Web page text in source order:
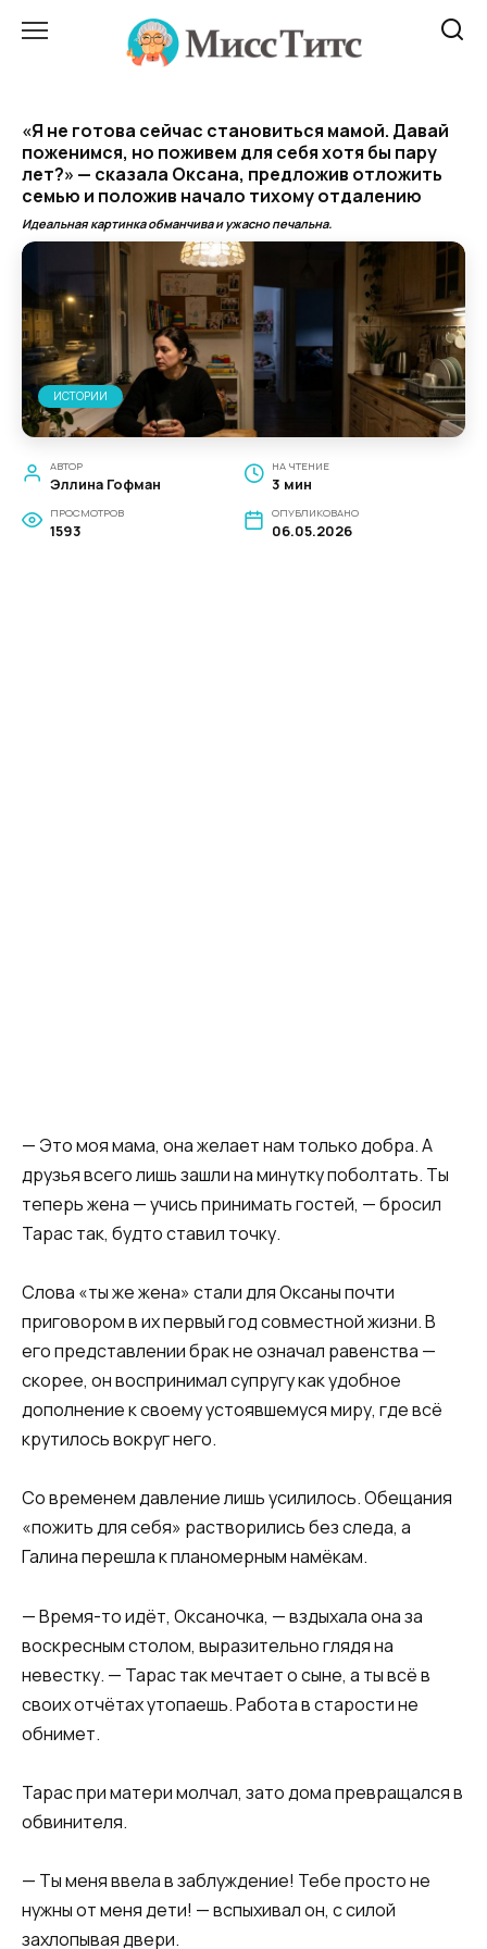
«Я не готова сейчас становиться мамой. Давай
поженимся, но поживем для себя хотя бы пару
лет?» — сказала Оксана, предложив отложить
семью и положив начало тихому отдалению
Идеальная картинка обманчива и ужасно печальна.
ИСТОРИИ
АВТОР
Эллина Гофман
НА ЧТЕНИЕ
3 мин
ПРОСМОТРОВ
1593
ОПУБЛИКОВАНО
06.05.2026
— Это моя мама, она желает нам только добра. А
друзья всего лишь зашли на минутку поболтать. Ты
теперь жена — учись принимать гостей, — бросил
Тарас так, будто ставил точку.
Слова «ты же жена» стали для Оксаны почти
приговором в их первый год совместной жизни. В
его представлении брак не означал равенства —
скорее, он воспринимал супругу как удобное
дополнение к своему устоявшемуся миру, где всё
крутилось вокруг него.
Со временем давление лишь усилилось. Обещания
«пожить для себя» растворились без следа, а
Галина перешла к планомерным намёкам.
— Время-то идёт, Оксаночка, — вздыхала она за
воскресным столом, выразительно глядя на
невестку. — Тарас так мечтает о сыне, а ты всё в
своих отчётах утопаешь. Работа в старости не
обнимет.
Тарас при матери молчал, зато дома превращался в
обвинителя.
— Ты меня ввела в заблуждение! Тебе просто не
нужны от меня дети! — вспыхивал он, с силой
захлопывая двери.